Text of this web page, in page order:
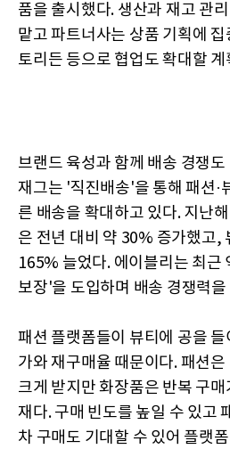
품을 출시했다. 생산과 재고 관
맡고 파트너사는 상품 기획에
토리든 등으로 협업도 확대할 계
브랜드 육성과 함께 배송 경쟁
재그는 '직진배송'을 통해 패션·
른 배송을 확대하고 있다. 지난
은 전년 대비 약 30% 증가했고,
165% 늘었다. 에이블리는 최근
보장'을 도입하며 배송 경쟁력을
패션 플랫폼들이 뷰티에 공을
가와 재구매율 때문이다. 패션
크게 받지만 화장품은 반복 구매
재다. 구매 빈도를 높일 수 있고
차 구매도 기대할 수 있어 플랫